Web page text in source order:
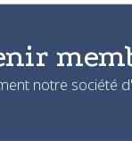
notre société